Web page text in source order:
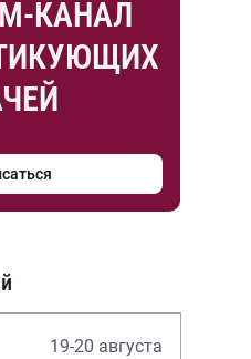
КАНАЛ
19-20 августа